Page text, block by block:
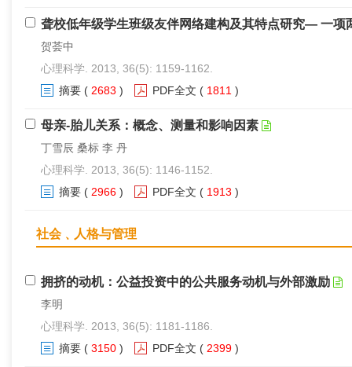
聋校低年级学生班级友伴网络建构及其特点研究— 一项
贺荟中
心理科学. 2013, 36(5): 1159-1162.
摘要 ( 2683 ) PDF全文 ( 1811 )
母亲-胎儿关系：概念、测量和影响因素
丁雪辰 桑标 李 丹
心理科学. 2013, 36(5): 1146-1152.
摘要 ( 2966 ) PDF全文 ( 1913 )
社会﹑人格与管理
拥挤的动机：公益投资中的公共服务动机与外部激励
李明
心理科学. 2013, 36(5): 1181-1186.
摘要 ( 3150 ) PDF全文 ( 2399 )